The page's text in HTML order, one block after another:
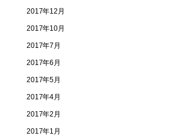
2017年12月
2017年10月
2017年7月
2017年6月
2017年5月
2017年4月
2017年2月
2017年1月